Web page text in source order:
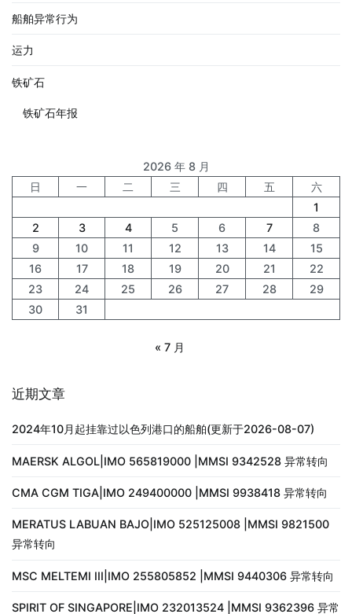
船舶异常行为
运力
铁矿石
铁矿石年报
2026 年 8 月
日
一 二 三 四 五
六
1
2
3 4 5 6 7
8
9
10 11 12 13 14
15
16
17 18 19 20 21
22
23
24 25 26 27 28
29
30
31
« 7 月
近期文章
2024年10月起挂靠过以色列港口的船舶(更新于2026-08-07)
MAERSK ALGOL|IMO 565819000 |MMSI 9342528 异常转向
CMA CGM TIGA|IMO 249400000 |MMSI 9938418 异常转向
MERATUS LABUAN BAJO|IMO 525125008 |MMSI 9821500
异常转向
MSC MELTEMI III|IMO 255805852 |MMSI 9440306 异常转向
SPIRIT OF SINGAPORE|IMO 232013524 |MMSI 9362396 异常